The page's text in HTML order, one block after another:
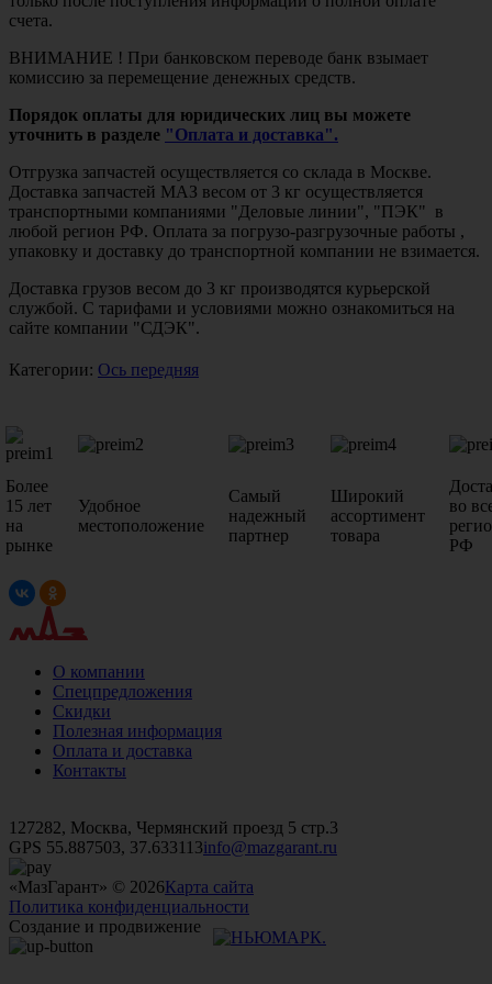
счета.
ВНИМАНИЕ ! При банковском переводе банк взымает
комиссию за перемещение денежных средств.
Порядок оплаты для юридических лиц вы можете
уточнить в разделе "Оплата и доставка".
Отгрузка запчастей осуществляется со склада в Москве.
Доставка запчастей МАЗ весом от 3 кг осуществляется
транспортными компаниями "Деловые линии", "ПЭК" в
любой регион РФ. Оплата за погрузо-разгрузочные работы ,
упаковку и доставку до транспортной компании не взимается.
Доставка грузов весом до 3 кг производятся курьерской
службой. С тарифами и условиями можно ознакомиться на
сайте компании "СДЭК".
Категории: Ось передняя
Более
15 лет
на
рынке
Удобное
местоположение
Самый
надежный
партнер
Широкий
ассортимент
товара
во
РФ
О компании
Спецпредложения
Скидки
Полезная информация
Оплата и доставка
Контакты
127282, Москва, Чермянский проезд 5 стр.3
GPS 55.887503, 37.633113info@mazgarant.ru
«МазГарант» © 2026Карта сайта
Политика конфиденциальности
Создание и продвижение